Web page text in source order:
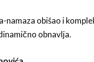
namaza obišao i
obnavlja.